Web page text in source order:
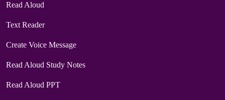
Read Aloud
Text Reader
Create Voice Message
Read Aloud Study Notes
Read Aloud PPT